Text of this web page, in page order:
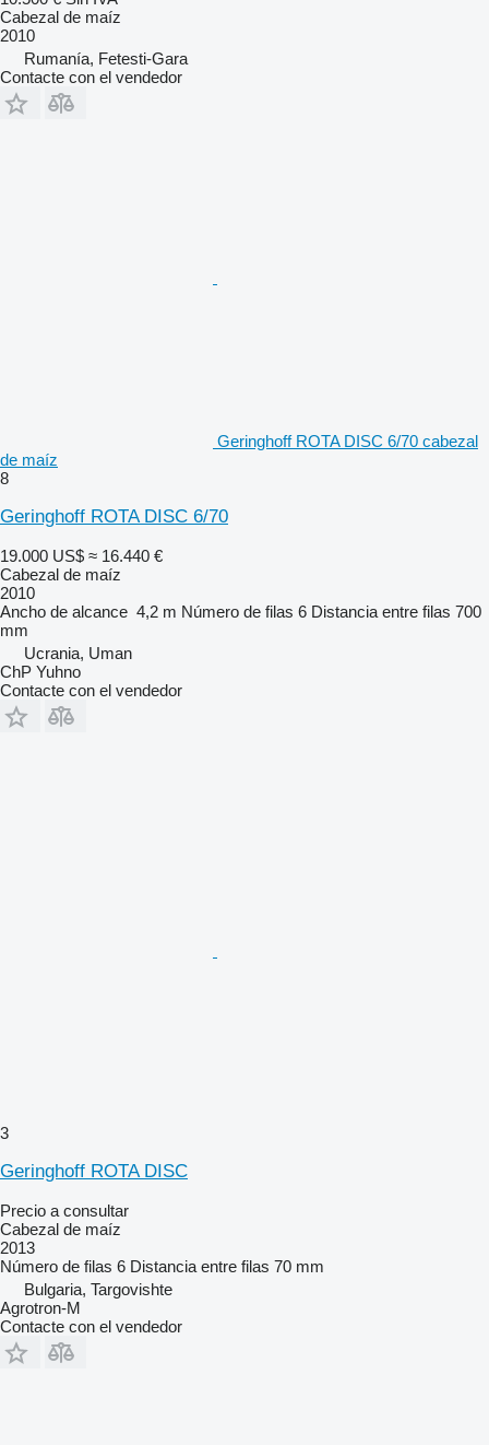
Cabezal de maíz
2010
Rumanía, Fetesti-Gara
Contacte con el vendedor
Geringhoff ROTA DISC 6/70 cabezal
de maíz
8
Geringhoff ROTA DISC 6/70
19.000 US$ ≈ 16.440 €
Cabezal de maíz
2010
Ancho de alcance 4,2 m Número de filas 6 Distancia entre filas 700
mm
Ucrania, Uman
ChP Yuhno
Contacte con el vendedor
3
Geringhoff ROTA DISC
Precio a consultar
Cabezal de maíz
2013
Número de filas 6 Distancia entre filas 70 mm
Bulgaria, Targovishte
Agrotron-M
Contacte con el vendedor